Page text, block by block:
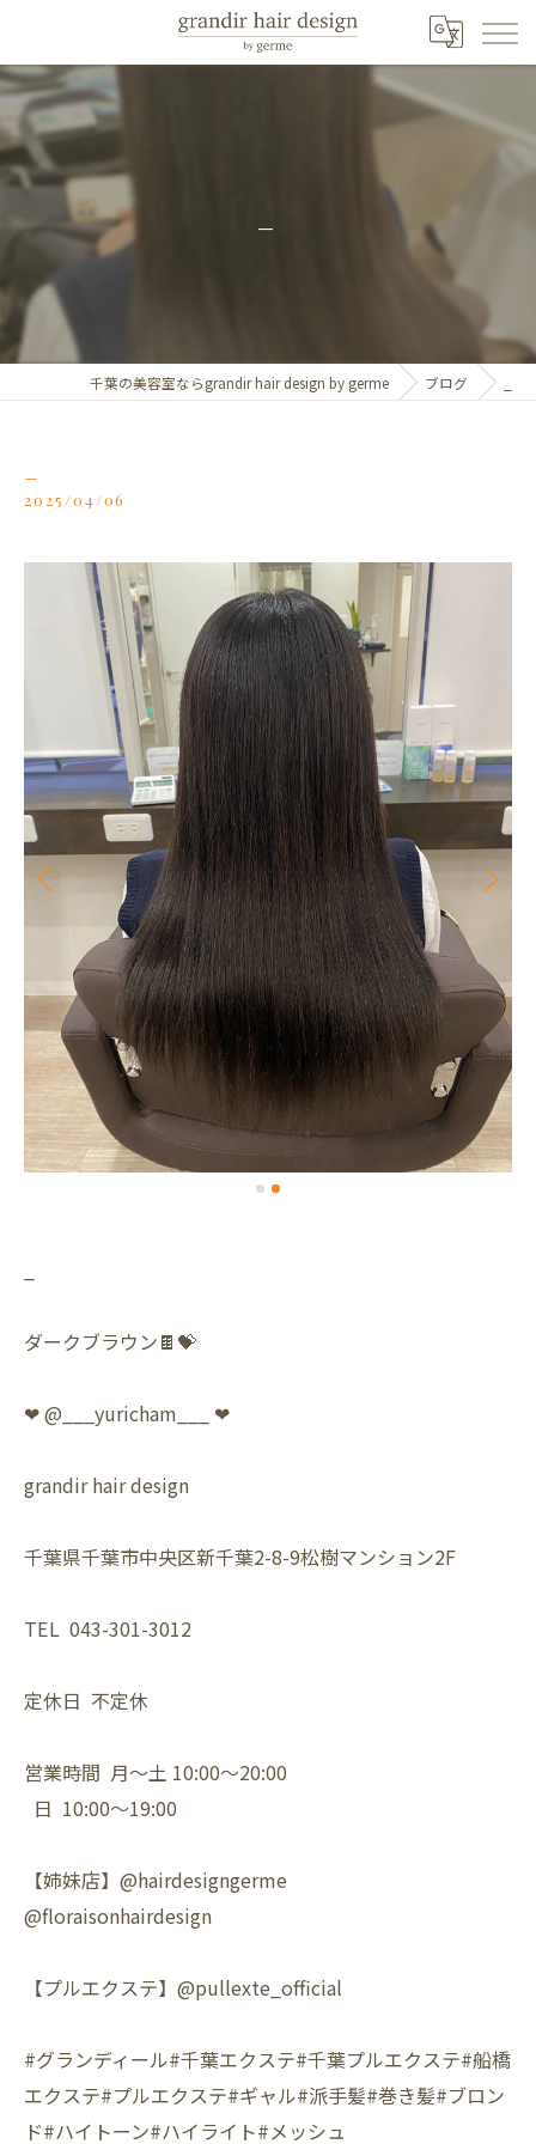
千葉の美容室ならgrandir hair design by germe ブログ
2025/04/06
ダークブラウン🍫💝
❤︎ @___yuricham___ ❤︎
grandir hair design
千葉県千葉市中央区新千葉2-8-9松樹マンション2F
TEL 043-301-3012
定休日 不定休
営業時間 月〜土 10:00〜20:00
日 10:00〜19:00
【姉妹店】@hairdesigngerme
@floraisonhairdesign
【プルエクステ】@pullexte_official
#グランディール#千葉エクステ#千葉プルエクステ#船橋
エクステ#プルエクステ#ギャル#派手髪#巻き髪#ブロン
ド#ハイトーン#ハイライト#メッシュ